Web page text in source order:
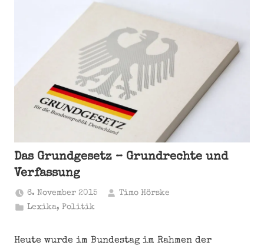
Das Grundgesetz – Grundrechte und
Verfassung
6. November 2015
Timo Hörske
Lexika,Politik
Heute wurde im Bundestag im Rahmen der